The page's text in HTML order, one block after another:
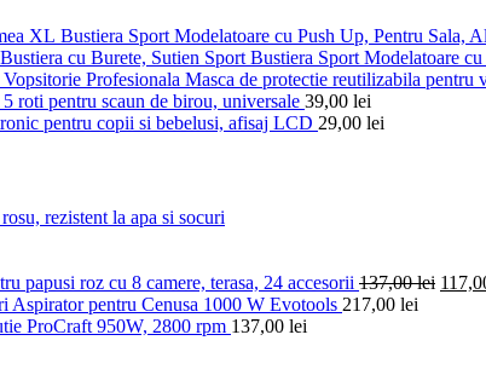
Bustiera Sport Modelatoare cu Push Up, Pentru Sala,
Bustiera Sport Modelatoare
Masca de protectie reutilizabila pentru
5 roti pentru scaun de birou, universale 39,00 lei
pentru copii si bebelusi, afisaj LCD 29,00 lei
rezistent la apa si socuri
papusi roz cu 8 camere, terasa, 24 accesorii 137,00lei
Aspirator pentru Cenusa 1000 W Evotools 217,00 lei
ProCraft 950W, 2800 rpm 137,00 lei